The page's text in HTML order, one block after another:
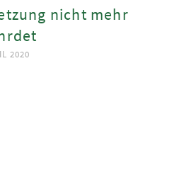
nicht mehr
2020